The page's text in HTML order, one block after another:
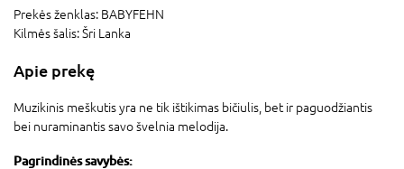
Prekės ženklas: BABYFEHN
Kilmės šalis:Šri Lanka
Apie prekę
Muzikinis meškutis yra ne tik ištikimas bičiulis, bet ir paguodžiantis
bei nuraminantis savo švelnia melodija.
Pagrindinės savybės: